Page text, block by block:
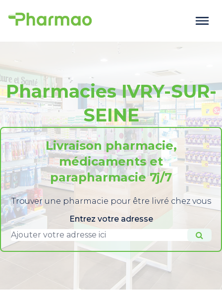
Pharmacies IVRY-SUR-
SEINE
Livraison pharmacie,
médicaments et
parapharmacie 7j/7
Trouver une pharmacie pour être livré chez vous
Entrez votre adresse